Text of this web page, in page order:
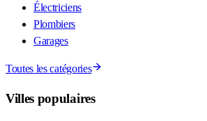
Électriciens
Plombiers
Garages
Toutes les catégories
Villes populaires